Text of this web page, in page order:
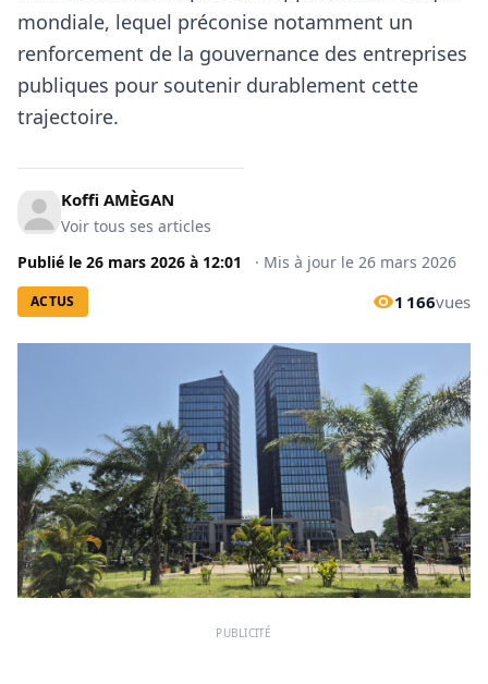
mondiale, lequel préconise notamment un
renforcement de la gouvernance des entreprises
publiques pour soutenir durablement cette
trajectoire.
Koffi AMÈGAN
Voir tous ses articles
Publié le 26 mars 2026 à 12:01 · Mis à jour le 26 mars 2026
ACTUS 1 166vues
PUBLICITÉ